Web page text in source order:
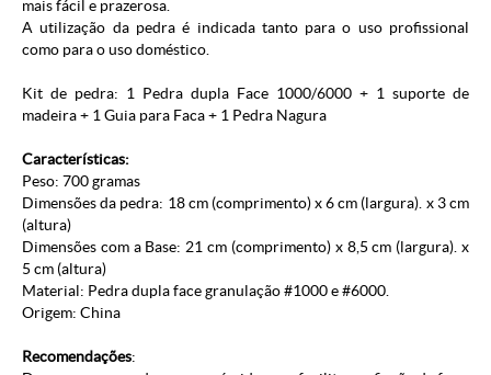
mais fácil e prazerosa.
A utilização da pedra é indicada tanto para o uso profissional
como para o uso doméstico.
Kit de pedra: 1 Pedra dupla Face 1000/6000 + 1 suporte de
madeira + 1 Guia para Faca + 1 Pedra Nagura
Características:
Peso: 700 gramas
Dimensões da pedra: 18 cm (comprimento) x 6 cm (largura). x 3 cm
(altura)
Dimensões com a Base: 21 cm (comprimento) x 8,5 cm (largura). x
5 cm (altura)
Material: Pedra dupla face granulação #1000 e #6000.
Origem: China
Recomendações: